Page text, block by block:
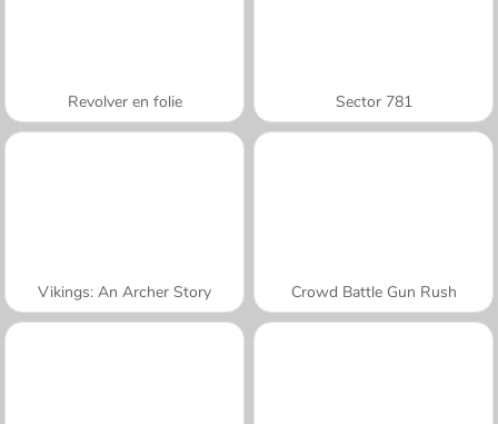
Revolver en folie Sector 781
Vikings: An Archer Story Crowd Battle Gun Rush